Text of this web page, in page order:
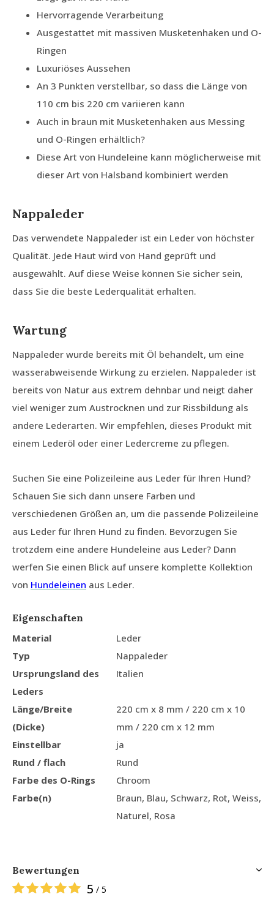
Hervorragende Verarbeitung
Ausgestattet mit massiven Musketenhaken und O-
Ringen
Luxuriöses Aussehen
An 3 Punkten verstellbar, so dass die Länge von
110 cm bis 220 cm variieren kann
Auch in braun mit Musketenhaken aus Messing
und O-Ringen erhältlich?
Diese Art von Hundeleine kann möglicherweise mit
dieser Art von Halsband kombiniert werden
Nappaleder
Das verwendete Nappaleder ist ein Leder von höchster
Qualität. Jede Haut wird von Hand geprüft und
ausgewählt. Auf diese Weise können Sie sicher sein,
dass Sie die beste Lederqualität erhalten.
Wartung
Nappaleder wurde bereits mit Öl behandelt, um eine
wasserabweisende Wirkung zu erzielen. Nappaleder ist
bereits von Natur aus extrem dehnbar und neigt daher
viel weniger zum Austrocknen und zur Rissbildung als
andere Lederarten. Wir empfehlen, dieses Produkt mit
einem Lederöl oder einer Ledercreme zu pflegen.
Suchen Sie eine Polizeileine aus Leder für Ihren Hund?
Schauen Sie sich dann unsere Farben und
verschiedenen Größen an, um die passende Polizeileine
aus Leder für Ihren Hund zu finden. Bevorzugen Sie
trotzdem eine andere Hundeleine aus Leder? Dann
werfen Sie einen Blick auf unsere komplette Kollektion
von Hundeleinen aus Leder.
Eigenschaften
Material
Leder
Typ
Nappaleder
Ursprungsland des
Leders
Italien
Länge/Breite
(Dicke)
220 cm x 8 mm / 220 cm x 10
mm / 220 cm x 12 mm
Einstellbar
ja
Rund / flach
Rund
Farbe des O-Rings
Chroom
Farbe(n)
Braun, Blau, Schwarz, Rot, Weiss,
Naturel, Rosa
Bewertungen
5 / 5